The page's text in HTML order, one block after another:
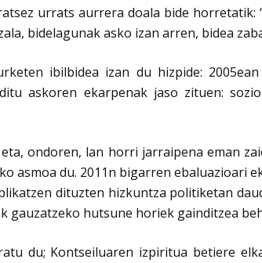
urrats aurrera doala bide
bidelagunak asko izan arren, bidea
ibilbidea izan du hizpide:
askoren ekarpenak jaso zituen:
ondoren, lan horri jarraipena eman
asmoa du. 2011n bigarren ebaluazioari
dituzten hizkuntza politiketan
hutsune horiek gainditzea
du; Kontseiluaren izpiritua betiere